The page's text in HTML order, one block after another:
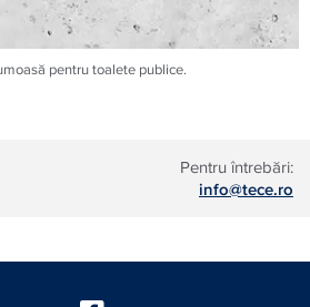
Pentru întrebări:
info@tece.ro
pentru toalete publice.